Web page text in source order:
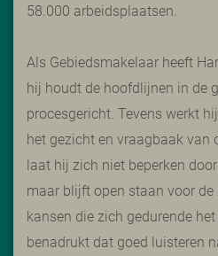
58.000 arbeidsplaatsen.
Als Gebiedsmakelaar heeft
hij houdt de hoofdlijnen in de
procesgericht. Tevens werkt
het gezicht en vraagbaak van
laat hij zich niet beperken
maar blijft open staan voor de
kansen die zich gedurende
benadrukt dat goed luisteren